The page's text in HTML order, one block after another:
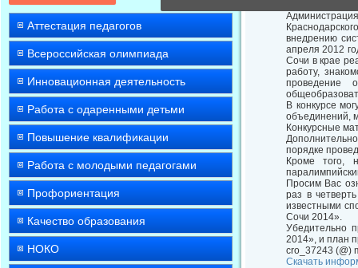
Аттестация педагогов
Всероссийская олимпиада
Инновационная деятельность
Работа с одаренными детьми
Повышение квалификации
Работа с молодыми педагогами
Профориентация
Качество образования
НОКО
внедрению
апреля 2012
Сочи в крае
работу,
проведение
В конкурсе
объединений,
Конкурсные
порядке
Кроме того,
Просим Вас
раз в
известными
Сочи 2014».
Убедительно
2014», и план
cro_37243 (@)
Скачать